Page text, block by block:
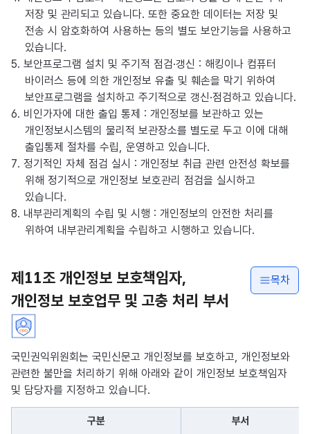
저장 및 관리되고 있습니다. 또한 중요한 데이터는 저장 및
전송 시 암호화하여 사용하는 등의 별도 보안기능을 사용하고
있습니다.
5. 보안프로그램 설치 및 주기적 점검·갱신 : 해킹이나 컴퓨터
바이러스 등에 의한 개인정보 유출 및 훼손을 막기 위하여
보안프로그램을 설치하고 주기적으로 갱신·점검하고 있습니다.
6. 비인가자에 대한 출입 통제 : 개인정보를 보관하고 있는
개인정보시스템의 물리적 보관장소를 별도로 두고 이에 대해
출입통제 절차를 수립, 운영하고 있습니다.
7. 정기적인 자체 점검 실시 : 개인정보 취급 관련 안전성 확보를
위해 정기적으로 개인정보 보호관리 점검을 실시하고
있습니다.
8. 내부관리계획의 수립 및 시행 : 개인정보의 안전한 처리를
위하여 내부관리계획을 수립하고 시행하고 있습니다.
제11조 개인정보 보호책임자,
개인정보 보호업무 및 고충 처리 부서
목차
국민권익위원회는 국민신문고 개인정보를 보호하고, 개인정보와
관련한 불만을 처리하기 위해 아래와 같이 개인정보 보호책임자
및 담당자를 지정하고 있습니다.
구분 부서